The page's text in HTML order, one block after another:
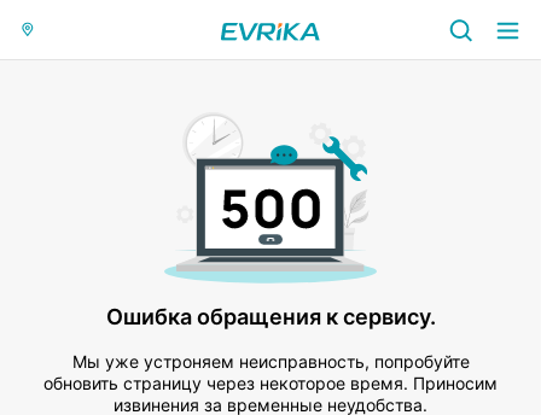
Ошибка обращения к сервису.
Мы уже устроняем неисправность, попробуйте
обновить страницу через некоторое время. Приносим
извинения за временные неудобства.